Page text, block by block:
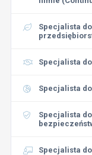
Specjalista
Specjalista
Specjalista
Specjalista
Specjalista